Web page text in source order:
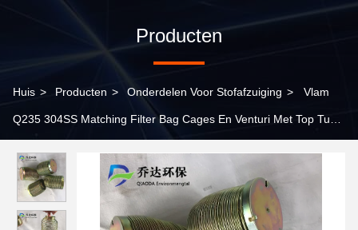
Producten
Huis > Producten > Onderdelen Voor Stofafzuiging > Vlam
Q235 304SS Matching Filter Bag Cages En Venturi Met Top Tube